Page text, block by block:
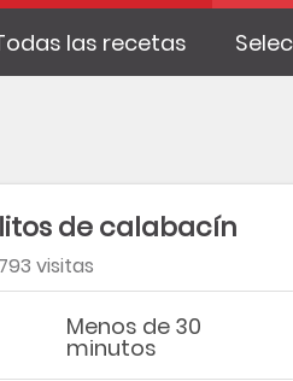
las recetas
de calabacín
visitas
Menos de 30
minutos